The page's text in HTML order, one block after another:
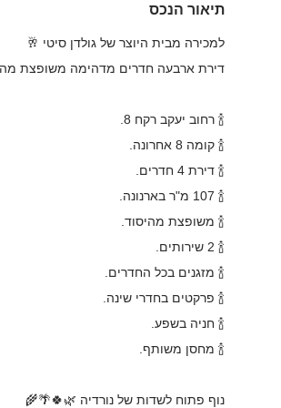
תיאור הנכס
למכירה מבית היוצר של גולדן סיטי 🥂
דירת ארבעה חדרים מדהימה משופצת
🍾 רחוב יעקב רקח 8.
🍾 קומה 8 אחרונה.
🍾 דירת 4 חדרים.
🍾 107 מ"ר בארנונה.
🍾 משופצת מהיסוד.
🍾 2 שירותים.
🍾 מזגנים בכל החדרים.
🍾 פרקטים בחדרי שינה.
🍾 חניה בשפע.
🍾 מחסן משותף.
נוף פתוח לשדות של נורדיה 🌿🍀🌴🌾